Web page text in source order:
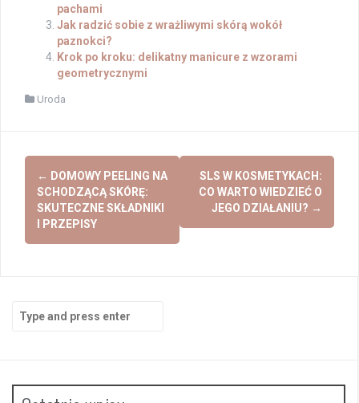
pachami
Jak radzić sobie z wrażliwymi skórą wokół
paznokci?
Krok po kroku: delikatny manicure z wzorami
geometrycznymi
Uroda
Post
navigation
← DOMOWY PEELING NA
SCHODZĄCĄ SKÓRĘ:
SKUTECZNE SKŁADNIKI
I PRZEPISY
SLS W KOSMETYKACH:
CO WARTO WIEDZIEĆ O
JEGO DZIAŁANIU? →
for: